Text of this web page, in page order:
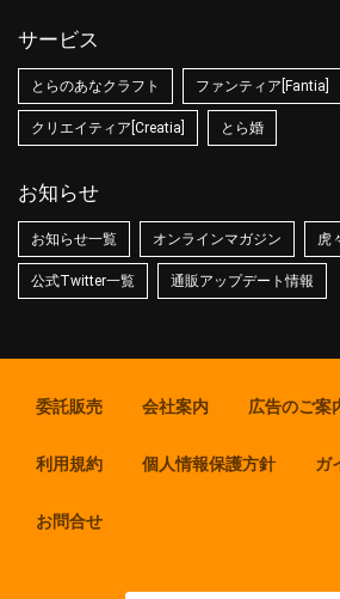
サービス
とらのあなクラフト ファンティア[Fantia]
クリエイティア[Creatia] とら婚
お知らせ
お知らせ一覧 オンラインマガジン 虎
公式Twitter一覧 通販アップデート情報
委託販売 会社案内 広告のご案
利用規約 個人情報保護方針 ガ
お問合せ